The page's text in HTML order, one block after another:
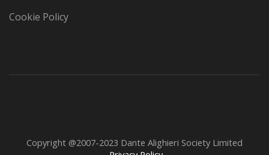
Cookie Policy
Copyright @2007-2023 Dante Alighieri Society Limited